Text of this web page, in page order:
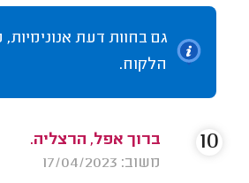
גם בחוות דעת אנונימיות,
הלקוח.
ברוך אפל, הרצליה.
משוב: 17/04/2023
10